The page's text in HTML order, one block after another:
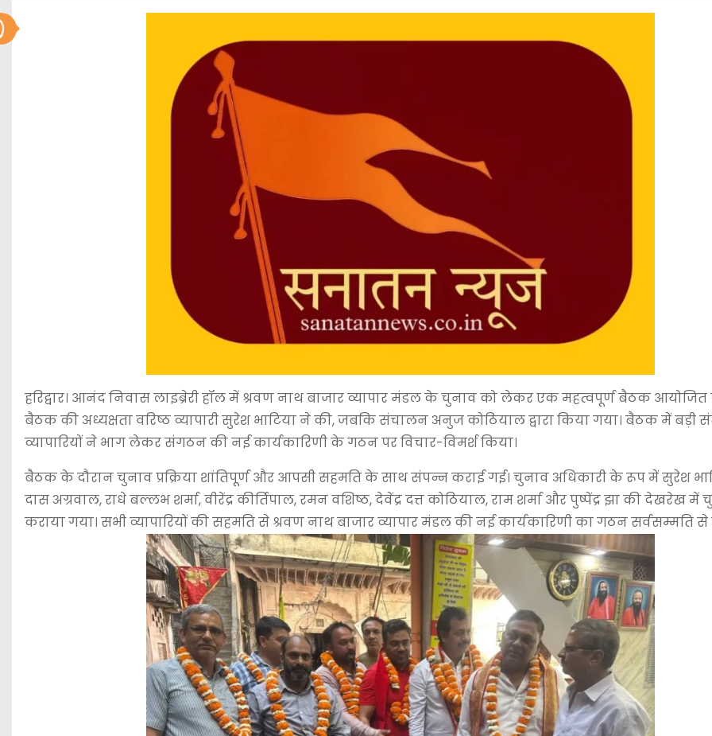
हरिद्वार। आनंद निवास लाइब्रेरी हॉल में श्रवण नाथ बाजार व्यापार मंडल के चुनाव को लेकर एक महत्वपूर्ण बैठक आयोजित
बैठक की अध्यक्षता वरिष्ठ व्यापारी सुरेश भाटिया ने की, जबकि संचालन अनुज कोठियाल द्वारा किया गया। बैठक में बड़ी
व्यापारियों ने भाग लेकर संगठन की नई कार्यकारिणी के गठन पर विचार-विमर्श किया।
बैठक के दौरान चुनाव प्रक्रिया शांतिपूर्ण और आपसी सहमति के साथ संपन्न कराई गई। चुनाव अधिकारी के रूप में सुरेश
दास अग्रवाल, राधे बल्लभ शर्मा, वीरेंद्र कीर्तिपाल, रमन वशिष्ठ, देवेंद्र दत्त कोठियाल, राम शर्मा और पुष्पेंद्र झा की देखरेख में
कराया गया। सभी व्यापारियों की सहमति से श्रवण नाथ बाजार व्यापार मंडल की नई कार्यकारिणी का गठन सर्वसम्मति से